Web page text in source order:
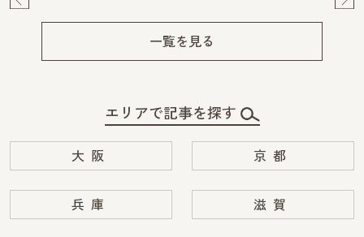
一覧を見る
エリアで記事を探す
大阪 京都
兵庫 滋賀